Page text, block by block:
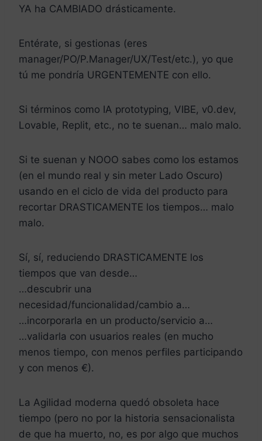
YA ha CAMBIADO drásticamente.
Entérate, si gestionas (eres
manager/PO/P.Manager/UX/Test/etc.), yo que
tú me pondría URGENTEMENTE con ello.
Si términos como IA prototyping, VIBE, v0.dev,
Lovable, Replit, etc., no te suenan… malo malo.
Si te suenan y NOOO sabes como los estamos
(en el mundo real y sin meter Lado Oscuro)
usando en el ciclo de vida del producto para
recortar DRASTICAMENTE los tiempos… malo
malo.
Sí, sí, reduciendo DRASTICAMENTE los
tiempos que van desde…
…descubrir una
necesidad/funcionalidad/cambio a…
…incorporarla en un producto/servicio a…
…validarla con usuarios reales (en mucho
menos tiempo, con menos perfiles participando
y con menos €).
La Agilidad moderna quedó obsoleta hace
tiempo (pero no por la historia sensacionalista
de que ha muerto, no, es por algo que muchos